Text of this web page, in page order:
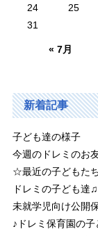
24
25
31
« 7月
新着記事
子ども達の様子
今週のドレミのお
☆最近の子どもた
ドレミの子ども達♫
未就学児向け公開
♪ドレミ保育園の子